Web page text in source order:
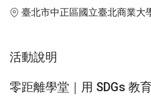
臺北市中正區國立臺北商業大
活動說明
零距離學堂｜用 SDGs 教